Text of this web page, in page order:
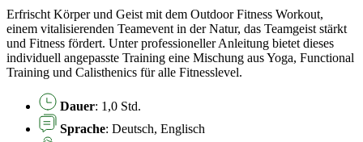
Erfrischt Körper und Geist mit dem Outdoor Fitness Workout,
einem vitalisierenden Teamevent in der Natur, das Teamgeist stärkt
und Fitness fördert. Unter professioneller Anleitung bietet dieses
individuell angepasste Training eine Mischung aus Yoga, Functional
Training und Calisthenics für alle Fitnesslevel.
Dauer: 1,0 Std.
Sprache: Deutsch, Englisch